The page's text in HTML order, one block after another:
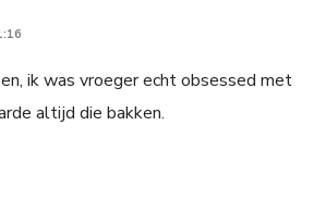
ik was vroeger echt obsessed met
altijd die bakken.